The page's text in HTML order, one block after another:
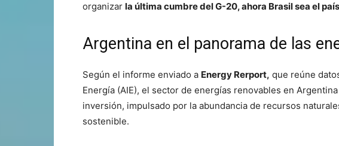
organizar la última cumbre del G-20, ahora Brasil sea el
Argentina en el panorama de las
Según el informe enviado a Energy Rerport, que reúne
Energía (AIE), el sector de energías renovables en
inversión, impulsado por la abundancia de recursos
sostenible.